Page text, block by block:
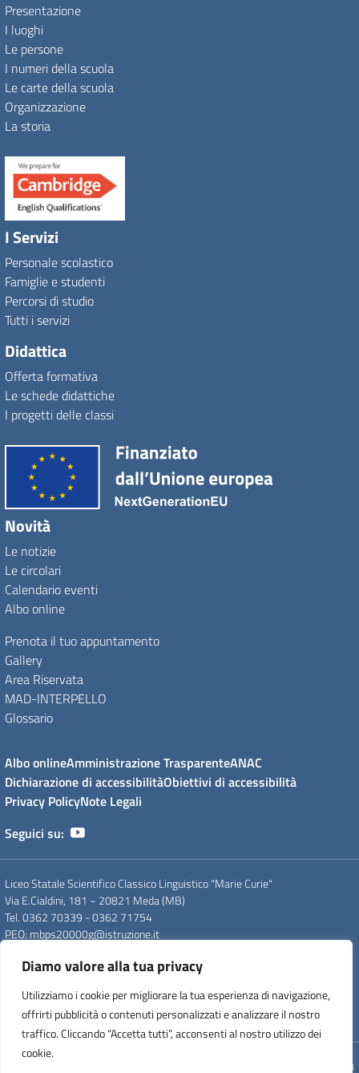
Diamo valore alla tua privacy
Utilizziamo i cookie per migliorare la tua esperienza di navigazione,
offrirti pubblicità o contenuti personalizzati e analizzare il nostro
traffico. Cliccando “Accetta tutti”, acconsenti al nostro utilizzo dei
cookie.
Presentazione
I luoghi
Le persone
I numeri della scuola
Le carte della scuola
Organizzazione
La storia
I Servizi
Personale scolastico
Famiglie e studenti
Percorsi di studio
Tutti i servizi
Didattica
Offerta formativa
Le schede didattiche
I progetti delle classi
Novità
Le notizie
Le circolari
Calendario eventi
Albo online
Prenota il tuo appuntamento
Gallery
Area Riservata
MAD-INTERPELLO
Glossario
Albo onlineAmministrazione TrasparenteANAC
Dichiarazione di accessibilitàObiettivi di accessibilità
Privacy PolicyNote Legali
Seguici su:
Liceo Statale Scientifico Classico Linguistico "Marie Curie"
Via E.Cialdini, 181 ~ 20821 Meda (MB)
Tel. 0362 70339 - 0362 71754
PEO: mbps20000g@istruzione.it
: 83008560159
: MBPS20000G
: istsc_mips20000p
Concept & Design by Designers Italia